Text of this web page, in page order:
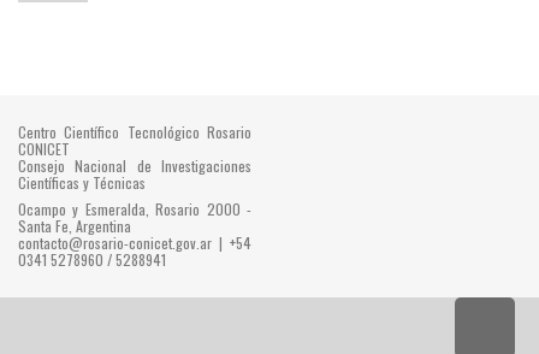
Centro Científico Tecnológico Rosario
CONICET
Consejo Nacional de Investigaciones
Científicas y Técnicas
Ocampo y Esmeralda, Rosario 2000 -
Santa Fe, Argentina
contacto@rosario-conicet.gov.ar | +54
0341 5278960 / 5288941